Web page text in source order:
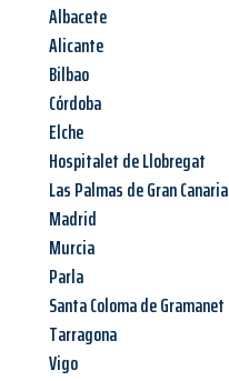
Albacete
Alicante
Bilbao
Córdoba
Elche
Hospitalet de Llobregat
Las Palmas de Gran Canaria
Madrid
Murcia
Parla
Santa Coloma de Gramanet
Tarragona
Vigo